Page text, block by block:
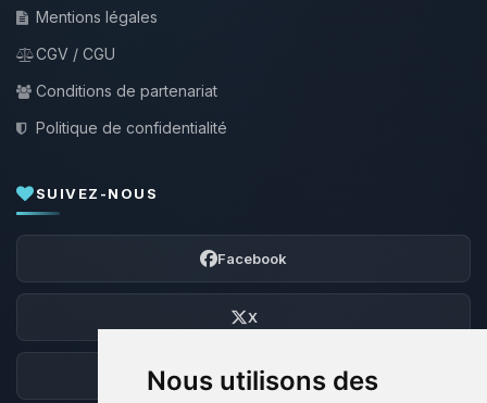
Nous utilisons des
Mentions légales
CGV / CGU
Conditions de partenariat
Politique de confidentialité
SUIVEZ-NOUS
Facebook
X
Discord